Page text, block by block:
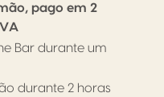
pago em 2
Bar durante um
durante 2 horas